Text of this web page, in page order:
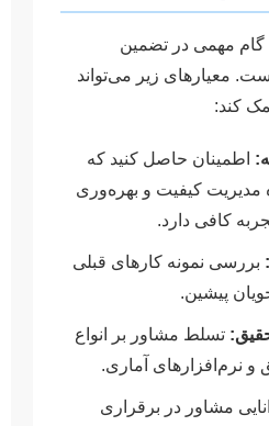
گام مهمی در تضمین
معیارهای زیر می‌تواند
کند:
اطمینان حاصل کنید که
مدیریت کیفیت و بهره‌وری
کافی دارد.
بررسی نمونه کارهای قبلی
پیشین.
تسلط مشاور بر انواع
نرم‌افزارهای آماری.
مشاور در برقراری